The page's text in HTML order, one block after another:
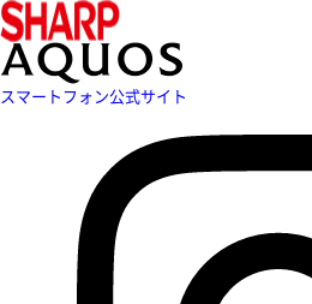
スマートフォン公式サイト